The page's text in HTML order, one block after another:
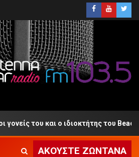
Bar Ηρώ Σαΐα: Συναυλία
ΑΚΟΎΣΤΕ ΖΩΝΤΑΝΆ